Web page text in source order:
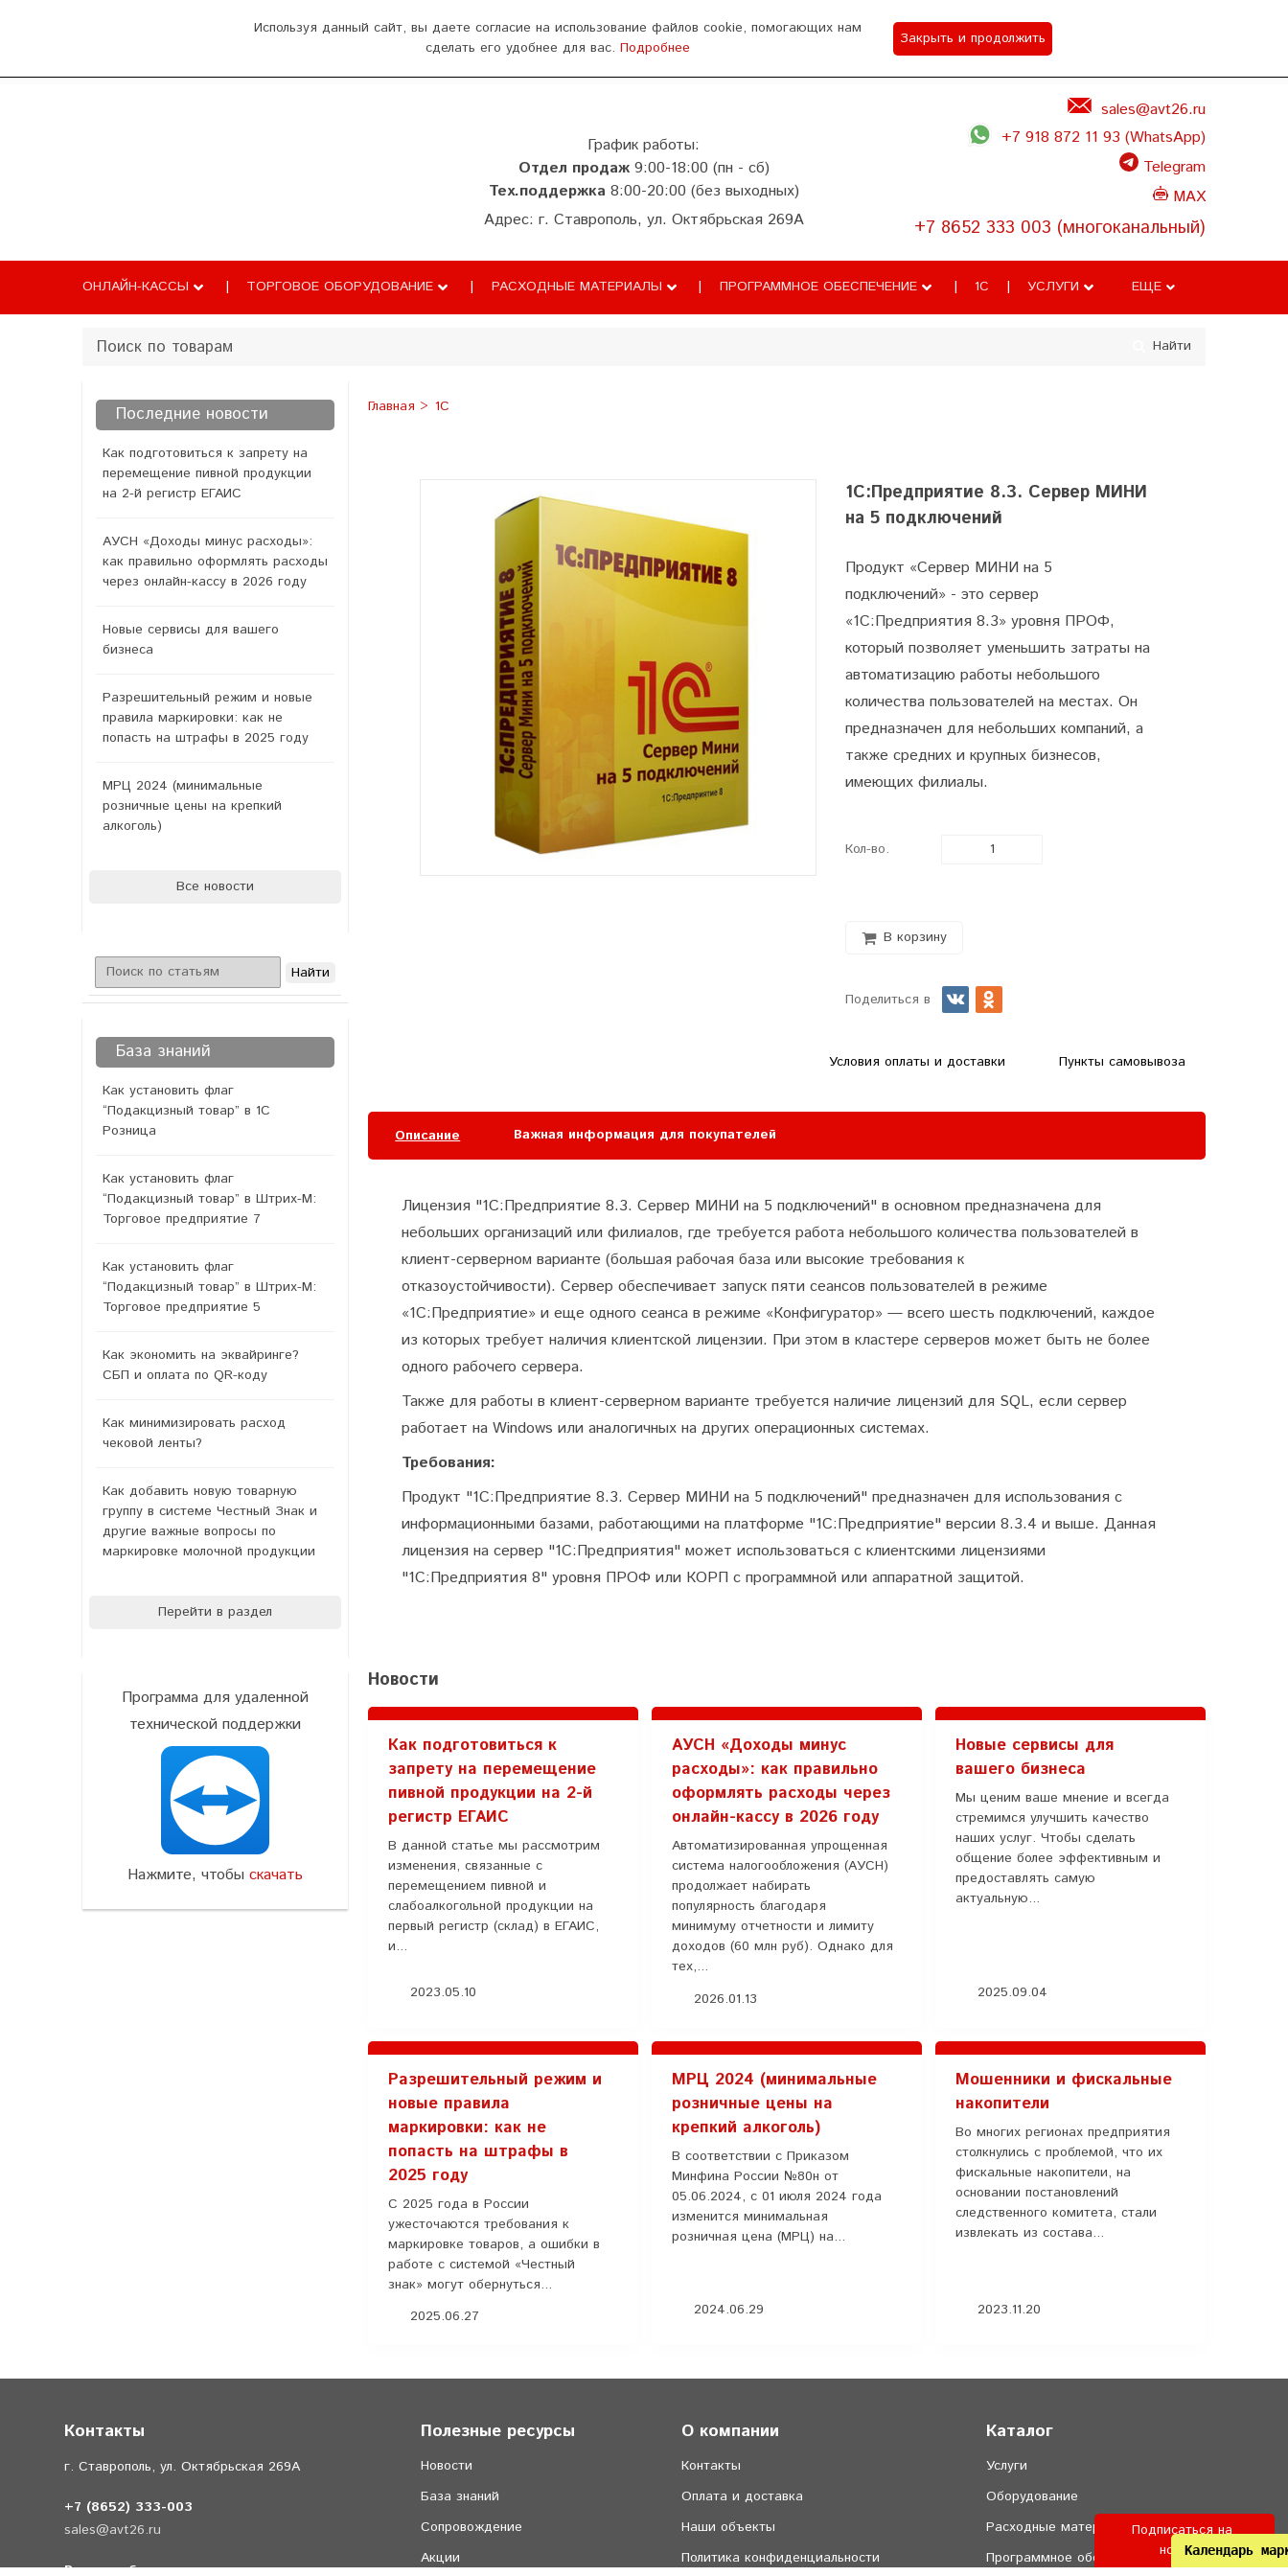
Оплата и доставка Как добраться
График работы:
Отдел продаж9:00-18:00 (пн - сб)
Тех.поддержка 8:00-20:00 (без выходных)
Адрес: г. Ставрополь, ул. Октябрьская 269А
sales@avt26.ru
+7 918 872 11 93 (WhatsApp)
Telegram
MAX
+7 8652 333 003 (многоканальный)
ОНЛАЙН-КАССЫ ТОРГОВОЕ ОБОРУДОВАНИЕ РАСХОДНЫЕ МАТЕРИАЛЫ ПРОГРАММНОЕ ОБЕСПЕЧЕНИЕ 1С УСЛУГИ ЕЩЕ
Найти
Последние новости
Как подготовиться к запрету на
перемещение пивной продукции
на 2-й регистр ЕГАИС
АУСН «Доходы минус расходы»:
как правильно оформлять расходы
через онлайн-кассу в 2026 году
Новые сервисы для вашего
бизнеса
Разрешительный режим и новые
правила маркировки: как не
попасть на штрафы в 2025 году
МРЦ 2024 (минимальные
розничные цены на крепкий
алкоголь)
Все новости
База знаний
Как установить флаг
“Подакцизный товар” в 1С
Розница
Как установить флаг
“Подакцизный товар” в Штрих-М:
Торговое предприятие 7
Как установить флаг
“Подакцизный товар” в Штрих-М:
Торговое предприятие 5
Как экономить на эквайринге?
СБП и оплата по QR-коду
Как минимизировать расход
чековой ленты?
Как добавить новую товарную
группу в системе Честный Знак и
другие важные вопросы по
маркировке молочной продукции
Перейти в раздел
Программа для удаленной
технической поддержки
Нажмите, чтобыскачать
Главная 1С
1С:Предприятие 8.3. Сервер МИНИ
на 5 подключений
Продукт «Сервер МИНИ на 5
подключений» - это сервер
«1С:Предприятия 8.3» уровня ПРОФ,
который позволяет уменьшить затраты на
автоматизацию работы небольшого
количества пользователей на местах. Он
предназначен для небольших компаний, а
также средних и крупных бизнесов,
имеющих филиалы.
Кол-во.
В корзину
Поделиться в
Условия оплаты и доставки Пункты самовывоза
Описание Важная информация для покупателей
Лицензия "1С:Предприятие 8.3. Сервер МИНИ на 5 подключений" в основном предназначена для
небольших организаций или филиалов, где требуется работа небольшого количества пользователей в
клиент-серверном варианте (большая рабочая база или высокие требования к
отказоустойчивости).Сервер обеспечивает запуск пяти сеансов пользователей в режиме
«1С:Предприятие» и еще одного сеанса в режиме «Конфигуратор» — всего шесть подключений, каждое
из которых требует наличия клиентской лицензии. При этом в кластере серверов может быть не более
одного рабочего сервера.
Также для работы в клиент-серверном варианте требуется наличие лицензий для SQL, если сервер
работает на Windows или аналогичных на других операционных системах.
Требования:
Продукт "1С:Предприятие 8.3. Сервер МИНИ на 5 подключений" предназначен для использования с
информационными базами, работающими на платформе "1С:Предприятие" версии 8.3.4 и выше. Данная
лицензия на сервер "1С:Предприятия" может использоваться с клиентскими лицензиями
"1С:Предприятия 8" уровня ПРОФ или КОРП с программной или аппаратной защитой.
Подписаться на
новостиКалендарь
Новости
Как подготовиться к
запрету на перемещение
пивной продукции на 2-й
регистр ЕГАИС
В данной статье мы рассмотрим
изменения, связанные с
перемещением пивной и
слабоалкогольной продукции на
первый регистр (склад) в ЕГАИС,
и...
2023.05.10
АУСН «Доходы минус
расходы»: как правильно
оформлять расходы через
онлайн-кассу в 2026 году
Автоматизированная упрощенная
система налогообложения (АУСН)
продолжает набирать
популярность благодаря
минимуму отчетности и лимиту
доходов (60 млн руб). Однако для
тех,...
2026.01.13
Новые сервисы для
вашего бизнеса
Мы ценим ваше мнение и всегда
стремимся улучшить качество
наших услуг. Чтобы сделать
общение более эффективным и
предоставлять самую
актуальную...
2025.09.04
Разрешительный режим и
новые правила
маркировки: как не
попасть на штрафы в
2025 году
С 2025 года в России
ужесточаются требования к
маркировке товаров, а ошибки в
работе с системой «Честный
знак» могут обернуться...
2025.06.27
МРЦ 2024 (минимальные
розничные цены на
крепкий алкоголь)
В соответствии с Приказом
Минфина России №80н от
05.06.2024, с 01 июля 2024 года
изменится минимальная
розничная цена (МРЦ) на...
2024.06.29
Мошенники и фискальные
накопители
Во многих регионах предприятия
столкнулись с проблемой, что их
фискальные накопители, на
основании постановлений
следственного комитета, стали
извлекать из состава...
2023.11.20
Полезные ресурсы
Новости
База знаний
Сопровождение
Акции
О компании
Контакты
Оплата и доставка
Наши объекты
Политика конфиденциальности
Каталог
Услуги
Оборудование
Расходные материалы
Программное обеспечение
Контакты
г. Ставрополь, ул. Октябрьская 269А
+7 (8652) 333-003
sales@avt26.ru
Время работы
Используя данный сайт, вы даете согласие на использование файлов cookie, помогающих нам
сделать его удобнее для вас. Подробнее
Закрыть и продолжить